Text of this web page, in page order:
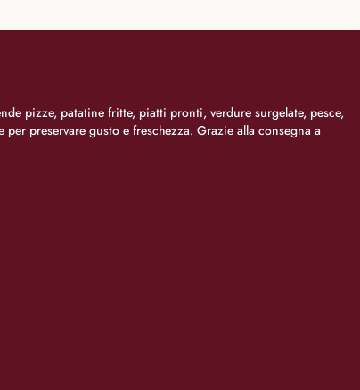
pizze, patatine fritte, piatti pronti, verdure surgelate, pesce,
preservare gusto e freschezza. Grazie alla consegna a